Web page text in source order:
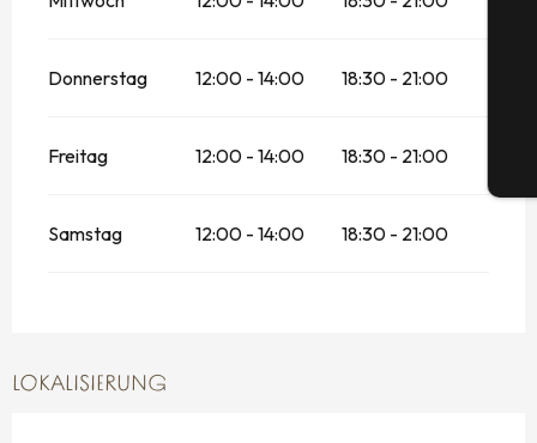
Donnerstag 12:00 - 14:00 18:30 - 21:00
Freitag 12:00 - 14:00 18:30 - 21:00
Samstag 12:00 - 14:00 18:30 - 21:00
LOKALISIERUNG